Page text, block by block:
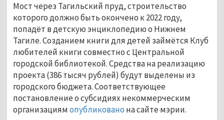
Мост через Тагильский пруд, строительство
которого должно быть окончено к 2022 году,
попадёт в детскую энциклопедию о Нижнем
Тагиле. Созданием книги для детей займётся Клуб
любителей книги совместно с Центральной
городской библиотекой. Средства на реализацию
проекта (386 тысяч рублей) будут выделены из
городского бюджета. Соответствующее
постановление о субсидиях некоммерческим
организациямопубликовано на сайте мэрии.